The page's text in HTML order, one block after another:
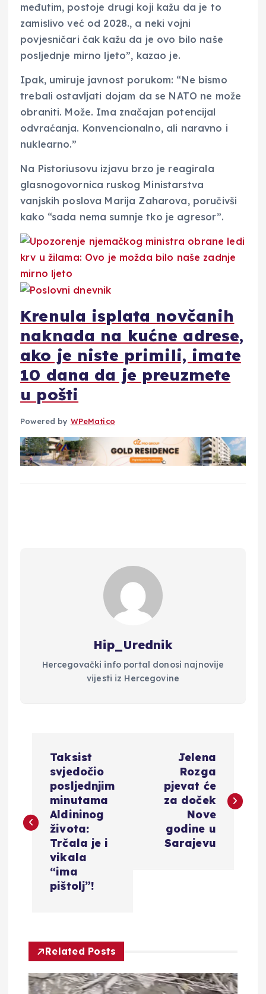
međutim, postoje drugi koji kažu da je to
zamislivo već od 2028., a neki vojni
povjesničari čak kažu da je ovo bilo naše
posljednje mirno ljeto”, kazao je.
Ipak, umiruje javnost porukom: “Ne bismo
trebali ostavljati dojam da se NATO ne može
obraniti. Može. Ima značajan potencijal
odvraćanja. Konvencionalno, ali naravno i
nuklearno.”
Na Pistoriusovu izjavu brzo je reagirala
glasnogovornica ruskog Ministarstva
vanjskih poslova Marija Zaharova, poručivši
kako “sada nema sumnje tko je agresor”.
Krenula isplata novčanih
naknada na kućne adrese,
ako je niste primili, imate
10 dana da je preuzmete
u pošti
Powered by WPeMatico
Hip_Urednik
Hercegovački info portal donosi najnovije
vijesti iz Hercegovine
i
Taksist
svjedočio
posljednjim
minutama
Aldininog
života:
Trčala je i
vikala
“ima
pištolj”!
Jelena
Rozga
pjevat će
za doček
Nove
godine u
Sarajevu
Related Posts